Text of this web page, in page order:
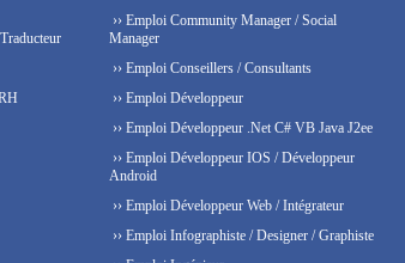
›› Emploi Community Manager / Social
Manager
›› Emploi Conseillers / Consultants
›› Emploi Développeur
›› Emploi Développeur .Net C# VB Java J2ee
›› Emploi Développeur IOS / Développeur
Android
›› Emploi Développeur Web / Intégrateur
›› Emploi Infographiste / Designer / Graphiste